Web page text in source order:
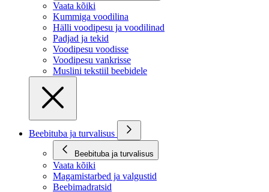
Vaata kõiki
Kummiga voodilina
Hälli voodipesu ja voodilinad
Padjad ja tekid
Voodipesu voodisse
Voodipesu vankrisse
Muslini tekstiil beebidele
Beebituba ja turvalisus
Beebituba ja turvalisus
Vaata kõiki
Magamistarbed ja valgustid
Beebimadratsid